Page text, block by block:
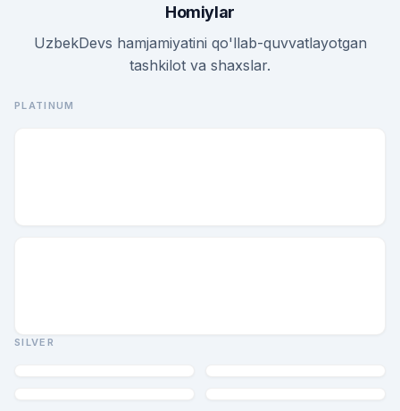
Homiylar
UzbekDevs hamjamiyatini qo'llab-quvvatlayotgan
tashkilot va shaxslar.
PLATINUM
SILVER